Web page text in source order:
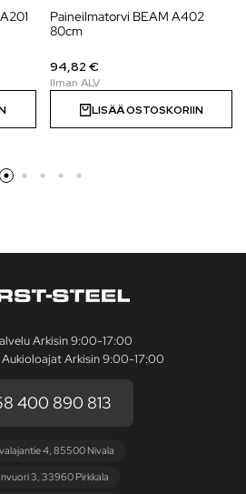
Paineilmatorvi BEAM A402
80cm
94,82 €
LISÄÄ OSTOSKORIIN
Arkisin 9:00-17:00
Arkisin 9:00-17:00
400 890 813
4, 85500 Nivala
3, 33960 Pirkkala